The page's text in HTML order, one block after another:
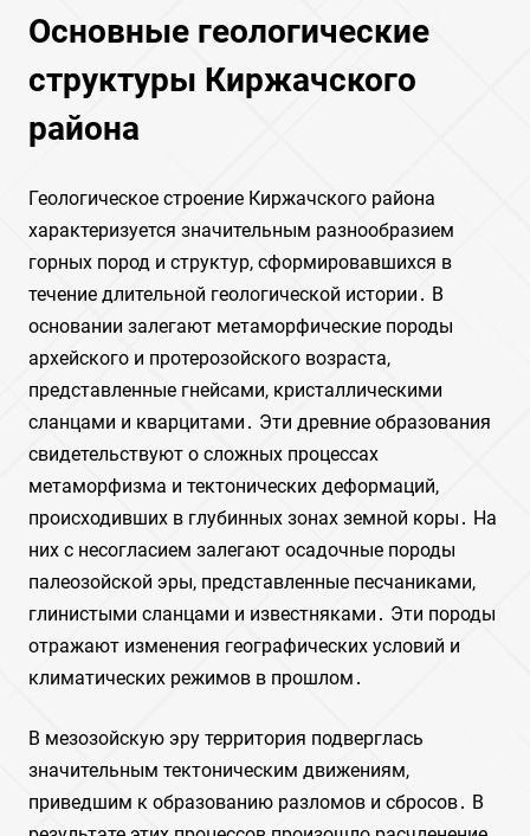
Основные геологические
структуры Киржачского
района
Геологическое строение Киржачского района
характеризуется значительным разнообразием
горных пород и структур, сформировавшихся в
течение длительной геологической истории․ В
основании залегают метаморфические породы
архейского и протерозойского возраста,
представленные гнейсами, кристаллическими
сланцами и кварцитами․ Эти древние образования
свидетельствуют о сложных процессах
метаморфизма и тектонических деформаций,
происходивших в глубинных зонах земной коры․ На
них с несогласием залегают осадочные породы
палеозойской эры, представленные песчаниками,
глинистыми сланцами и известняками․ Эти породы
отражают изменения географических условий и
климатических режимов в прошлом․
В мезозойскую эру территория подверглась
значительным тектоническим движениям,
приведшим к образованию разломов и сбросов․ В